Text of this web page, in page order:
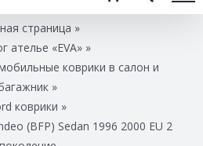
страница »
ателье «EVA» »
коврики в салон и
»
коврики »
(BFP) Sedan 1996 2000 EU 2